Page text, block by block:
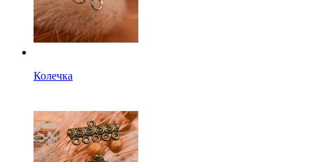
Колечка